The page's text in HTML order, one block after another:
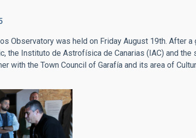
Observatory was held on Friday August 19th. After a
the Instituto de Astrofísica de Canarias (IAC) and the
with the Town Council of Garafía and its area of